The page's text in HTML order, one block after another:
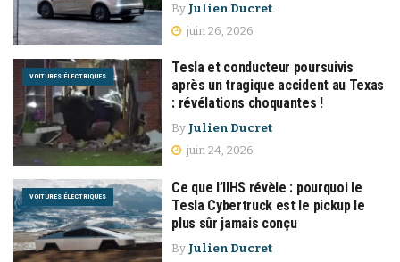
By Julien Ducret
juin 26, 2026
VOITURES ÉLECTRIQUES
Tesla et conducteur poursuivis
après un tragique accident au Texas
: révélations choquantes !
By Julien Ducret
juin 24, 2026
VOITURES ÉLECTRIQUES
Ce que l’IIHS révèle : pourquoi le
Tesla Cybertruck est le pickup le
plus sûr jamais conçu
By Julien Ducret